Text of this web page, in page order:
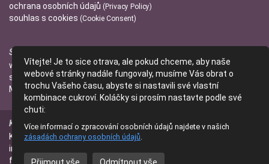
ochrana osobních údajů (Privacy Policy)
souhlas s cookies (Cookie Consent)
Správci
wendulka
slniecko
Mitzi
Kontakt / Contact
Kontaktujte nás(Contact Us)
info@parfumanie.cz
facebook.com/parfumaniecz
Vítejte! Je to sice otrava, ale pokud chceme, aby naše
webové stránky nadále fungovaly, musíme Vás obrat o
trochu Vašeho času, abyste si nastavili své vlastní
kombinace cukroví. Koláčky si prosím nastavte podle své
chuti:
Více informací o zpracování osobních údajů najdete v našich
zásadách ochrany osobních údajů.